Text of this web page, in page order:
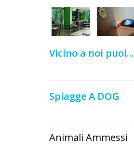
CHIEDI
CODICE
SCONTO
Lavora
Vicino a noi puoi...
Spiagge A DOG
Animali Ammessi